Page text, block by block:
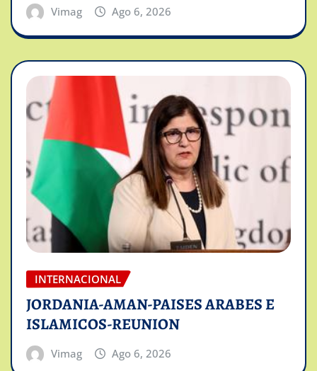
Vimag Ago 6, 2026
INTERNACIONAL
JORDANIA-AMAN-PAISES ARABES E
ISLAMICOS-REUNION
Vimag Ago 6, 2026